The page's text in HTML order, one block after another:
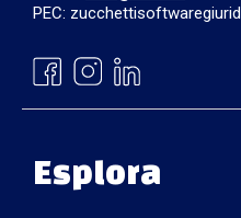
PEC:
Esplora